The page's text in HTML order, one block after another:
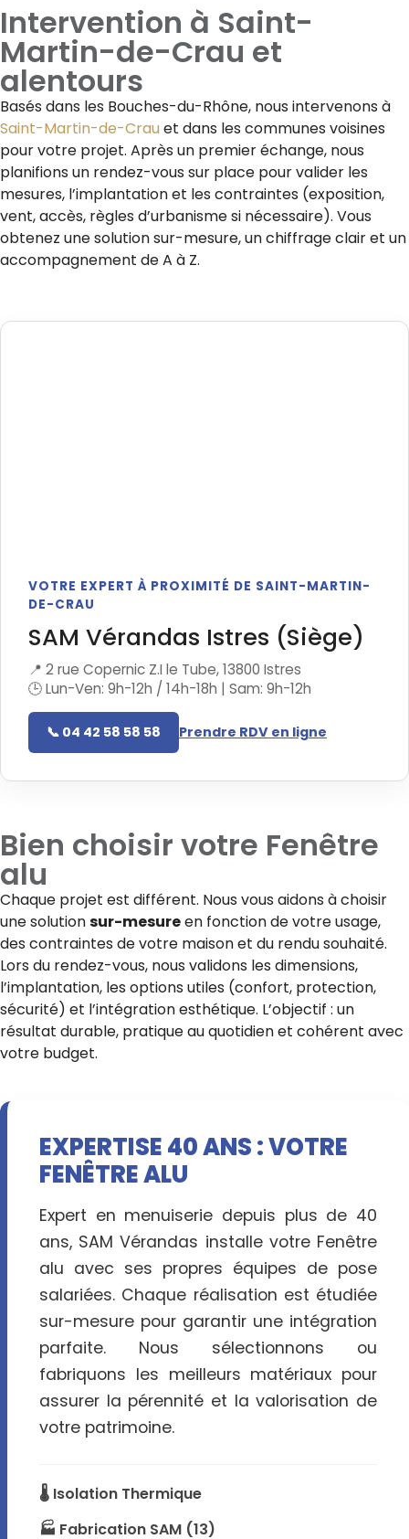
Intervention à Saint-
Martin-de-Crau et
alentours
Basés dans les Bouches-du-Rhône, nous intervenons à
Saint-Martin-de-Crau et dans les communes voisines
pour votre projet. Après un premier échange, nous
planifions un rendez-vous sur place pour valider les
mesures, l’implantation et les contraintes (exposition,
vent, accès, règles d’urbanisme si nécessaire). Vous
obtenez une solution sur-mesure, un chiffrage clair et un
accompagnement de A à Z.
VOTRE EXPERT À PROXIMITÉ DE SAINT-MARTIN-
DE-CRAU
SAM Vérandas Istres (Siège)
📍 2 rue Copernic Z.I le Tube, 13800 Istres
🕒 Lun-Ven: 9h-12h / 14h-18h | Sam: 9h-12h
📞 04 42 58 58 58 Prendre RDV en ligne
Bien choisir votre Fenêtre
alu
Chaque projet est différent. Nous vous aidons à choisir
une solutionsur-mesureen fonction de votre usage,
des contraintes de votre maison et du rendu souhaité.
Lors du rendez-vous, nous validons les dimensions,
l’implantation, les options utiles (confort, protection,
sécurité) et l’intégration esthétique. L’objectif : un
résultat durable, pratique au quotidien et cohérent avec
votre budget.
EXPERTISE 40 ANS : VOTRE
FENÊTRE ALU
Expert en menuiserie depuis plus de 40
ans, SAM Vérandas installe votre Fenêtre
alu avec ses propres équipes de pose
salariées. Chaque réalisation est étudiée
sur-mesure pour garantir une intégration
parfaite. Nous sélectionnons ou
fabriquons les meilleurs matériaux pour
assurer la pérennité et la valorisation de
votre patrimoine.
🌡️ Isolation Thermique
🏭 Fabrication SAM (13)